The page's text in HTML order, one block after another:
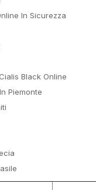
In Sicurezza
Black Online
Piemonte